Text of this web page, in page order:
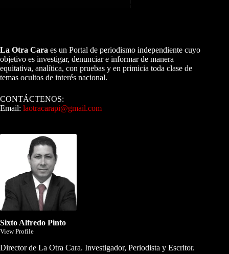
La Otra Cara es un Portal de periodismo independiente cuyo
objetivo es investigar, denunciar e informar de manera
equitativa, analítica, con pruebas y en primicia toda clase de
temas ocultos de interés nacional.
CONTÁCTENOS:
Email: laotracarapi@gmail.com
Sixto Alfredo Pinto
View Profile
Director de La Otra Cara. Investigador, Periodista y Escritor.